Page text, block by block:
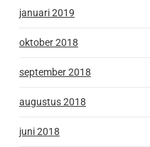
januari 2019
oktober 2018
september 2018
augustus 2018
juni 2018